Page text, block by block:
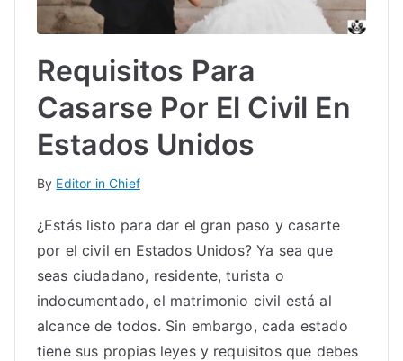
Requisitos Para
Casarse Por El Civil En
Estados Unidos
By Editor in Chief
¿Estás listo para dar el gran paso y casarte
por el civil en Estados Unidos? Ya sea que
seas ciudadano, residente, turista o
indocumentado, el matrimonio civil está al
alcance de todos. Sin embargo, cada estado
tiene sus propias leyes y requisitos que debes